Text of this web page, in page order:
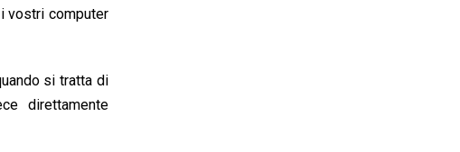
vostri computer
si tratta di
direttamente